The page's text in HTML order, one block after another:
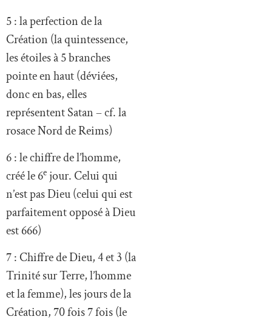
5 : la perfection de la
Création (la quintessence,
les étoiles à 5 branches
pointe en haut (déviées,
donc en bas, elles
représentent Satan – cf. la
rosace Nord de Reims)
6 : le chiffre de l’homme,
créé le 6e jour. Celui qui
n’est pas Dieu (celui qui est
parfaitement opposé à Dieu
est 666)
7 : Chiffre de Dieu, 4 et 3 (la
Trinité sur Terre, l’homme
et la femme), les jours de la
Création, 70 fois 7 fois (le